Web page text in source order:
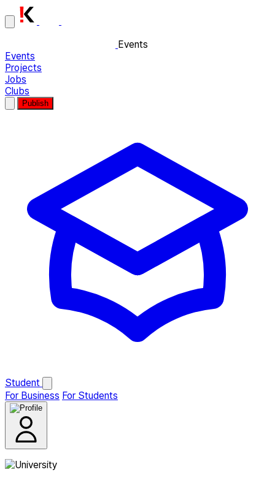
Events
Events
Projects
Jobs
Clubs
Publish
Student
For Business For Students